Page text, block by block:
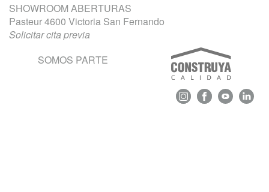
SHOWROOM ABERTURAS
Pasteur 4600 Victoria San Fernando
Solicitar cita previa
SOMOS PARTE